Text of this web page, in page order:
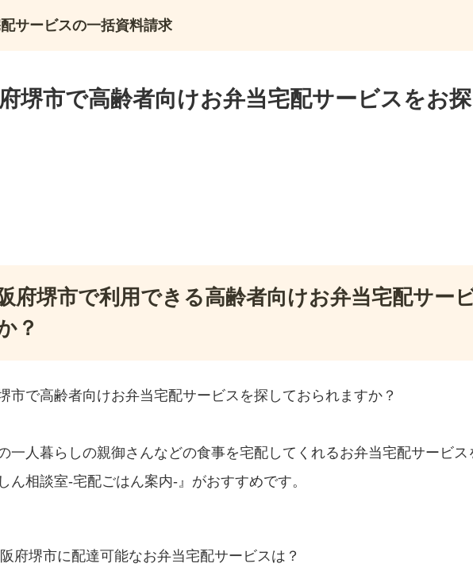
サービスの一括資料請求
堺市で高齢者向けお弁当宅配サービスをお
府堺市で利用できる高齢者向けお弁当宅配サー
？
市で高齢者向けお弁当宅配サービスを探しておられますか？
一人暮らしの親御さんなどの食事を宅配してくれるお弁当宅配サービス
ん相談室‐宅配ごはん案内‐』がおすすめです。
府堺市に配達可能なお弁当宅配サービスは？